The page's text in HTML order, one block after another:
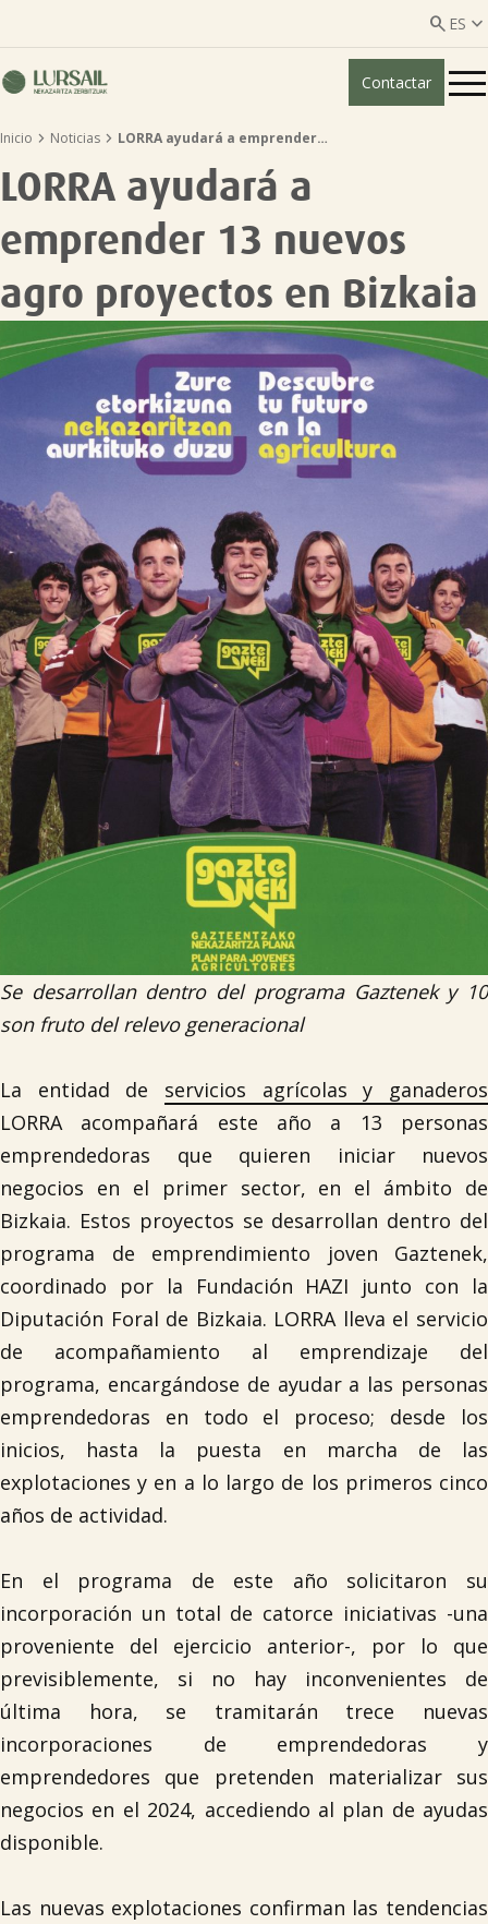
 ES 
ES
Quiénes somos
Guía transparencia
Servicios ganadería
Servicios agricultura
Entidades asociadas
Noticias
Tablón de anuncios
Lursail Market
Contactar
Inicio  Noticias  LORRA ayudará a emprender…
LORRA ayudará a
emprender 13 nuevos
agro proyectos en Bizkaia
Se desarrollan dentro del programa Gaztenek y 10
son fruto del relevo generacional
La entidad de servicios agrícolas y ganaderos
LORRA acompañará este año a 13 personas
emprendedoras que quieren iniciar nuevos
negocios en el primer sector, en el ámbito de
Bizkaia. Estos proyectos se desarrollan dentro del
programa de emprendimiento joven Gaztenek,
coordinado por la Fundación HAZI junto con la
Diputación Foral de Bizkaia. LORRA lleva el servicio
de acompañamiento al emprendizaje del
programa, encargándose de ayudar a las personas
emprendedoras en todo el proceso; desde los
inicios, hasta la puesta en marcha de las
explotaciones y en a lo largo de los primeros cinco
años de actividad.
En el programa de este año solicitaron su
incorporación un total de catorce iniciativas -una
proveniente del ejercicio anterior-, por lo que
previsiblemente, si no hay inconvenientes de
última hora, se tramitarán trece nuevas
incorporaciones de emprendedoras y
emprendedores que pretenden materializar sus
negocios en el 2024, accediendo al plan de ayudas
disponible.
Las nuevas explotaciones confirman las tendencias